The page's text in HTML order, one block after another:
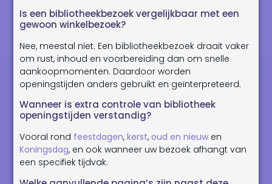
Is een bibliotheekbezoek vergelijkbaar met een
gewoon winkelbezoek?
Nee, meestal niet. Een bibliotheekbezoek draait vaker
om rust, inhoud en voorbereiding dan om snelle
aankoopmomenten. Daardoor worden
openingstijden anders gebruikt en geïnterpreteerd.
Wanneer is extra controle van bibliotheek
openingstijden verstandig?
Vooral rond feestdagen,kerst, oud en nieuw en
Koningsdag, en ook wanneer uw bezoek afhangt van
een specifiek tijdvak.